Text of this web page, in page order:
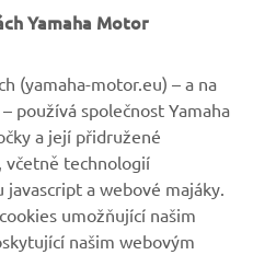
HERE
MAX HERE
Yamaha Motor
(yamaha-motor.eu) – a na
používá společnost Yamaha
a její přidružené
včetně technologií
javascript a webové majáky.
umožňující našim
našim webovým